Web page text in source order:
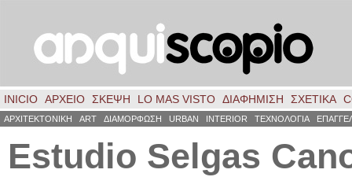
INICIO ΑΡΧΕΙΟ ΣΚΈΨΗ LO MAS VISTO ΔΙΑΦΗΜΙΣΗ ΣΧΕΤΙΚΑ
ΑΡΧΙΤΕΚΤΟΝΙΚΗ ART ΔΙΑΜΟΡΦΩΣΗ URBAN INTERIOR ΤΕΧΝΟΛΟΓΙΑ
Estudio Selgas